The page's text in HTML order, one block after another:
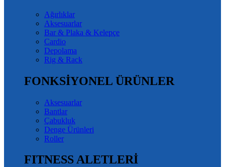
Ağırlıklar
Aksesuarlar
Bar & Plaka & Kelepçe
Cardio
Depolama
Rig & Rack
FONKSİYONEL ÜRÜNLER
Aksesuarlar
Bantlar
Çabukluk
Denge Ürünleri
Roller
FITNESS ALETLERİ